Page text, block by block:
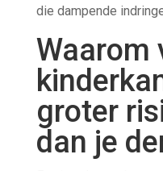
die dampende
Waarom
groter
dan je